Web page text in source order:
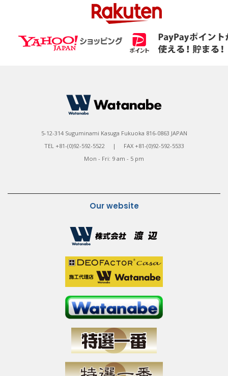
5-12-314 Suguminami Kasuga Fukuoka 816-0863 JAPAN
TEL +81-(0)92-592-5522 | FAX +81-(0)92-592-5533
Mon - Fri: 9 am - 5 pm
Our website